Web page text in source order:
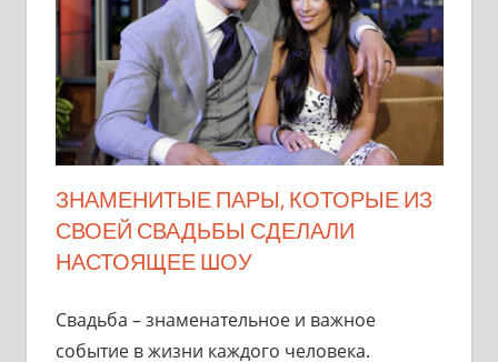
ЗНАМЕНИТЫЕ ПАРЫ, КОТОРЫЕ ИЗ
СВОЕЙ СВАДЬБЫ СДЕЛАЛИ
НАСТОЯЩЕЕ ШОУ
Свадьба – знаменательное и важное
событие в жизни каждого человека.